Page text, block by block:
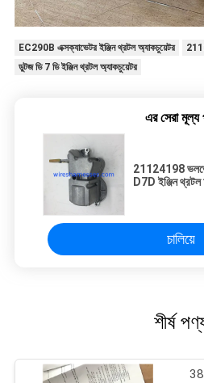
EC290B এক্সক্যাভেটর ইঞ্জিন থ্রটল অ্যাকচুয়েটর
ডুটজ ডি 7 ডি ইঞ্জিন থ্রটল অ্যাকচুয়েটর
এর সেরা মূল্য
21124198
D7D ইঞ্জিন
চালিয়ে
শীর্ষ